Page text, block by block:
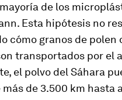
de los
Esta hipótesis no
cómo granos de polen
transportados por el
el polvo del Sáhara
de 3.500 km hasta